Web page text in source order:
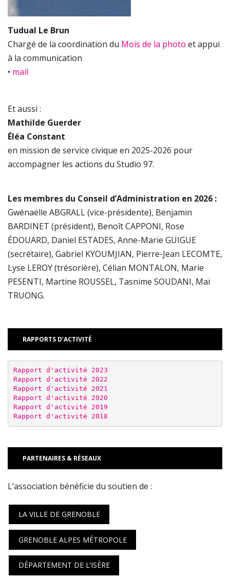
Tudual Le Brun
Chargé de la coordination du Mois de la photo et appui
à la communication
• mail
Et aussi :
Mathilde Guerder
Éléa Constant
en mission de service civique en 2025-2026 pour
accompagner les actions du Studio 97.
Les membres du Conseil d’Administration en 2026 :
Gwénaëlle ABGRALL (vice-présidente), Benjamin
BARDINET (président), Benoît CAPPONI, Rose
ÉDOUARD, Daniel ESTADES, Anne-Marie GUIGUE
(secrétaire), Gabriel KYOUMJIAN, Pierre-Jean LECOMTE,
Lyse LEROY (trésorière), Célian MONTALON, Marie
PESENTI, Martine ROUSSEL, Tasnime SOUDANI, Maï
TRUONG.
RAPPORTS D’ACTIVITÉ
Rapport d'activité 2023
Rapport d'activité 2022
Rapport d'activité 2021
Rapport d'activité 2020
Rapport d'activité 2019
Rapport d'activité 2018
PARTENAIRES & RÉSEAUX
L’association bénéficie du soutien de :
LA VILLE DE GRENOBLE
GRENOBLE ALPES MÉTROPOLE
DÉPARTEMENT DE L’ISÈRE